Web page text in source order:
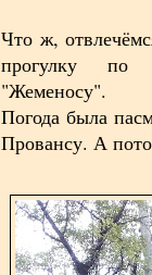
Что ж,
прогулку по
"Жеменосу".
Погода была
Провансу. А